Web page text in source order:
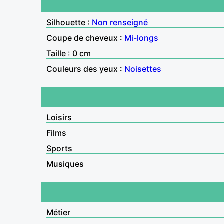
Silhouette : Non renseigné
Coupe de cheveux : Mi-longs
Taille : 0 cm
Couleurs des yeux : Noisettes
Loisirs
Films
Sports
Musiques
Métier